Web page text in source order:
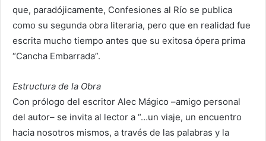
que, paradójicamente, Confesiones al Río se publica
como su segunda obra literaria, pero que en realidad fue
escrita mucho tiempo antes que su exitosa ópera prima
“Cancha Embarrada”.
Estructura de la Obra
Con prólogo del escritor Alec Mágico –amigo personal
del autor– se invita al lector a “…un viaje, un encuentro
hacia nosotros mismos, a través de las palabras y la